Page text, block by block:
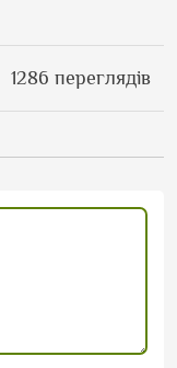
1286 переглядів